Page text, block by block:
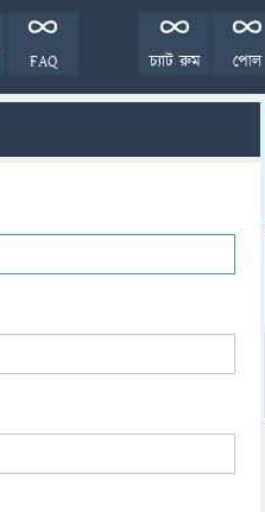
FAQ পোল
চ্যাট রুম